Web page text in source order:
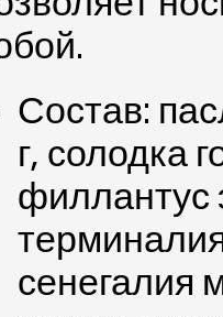
Состав:
г, солодка
филлантус
сенегалия